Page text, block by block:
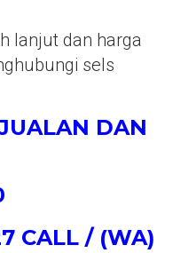
lanjut dan harga
sels
DAN
CALL / (WA)